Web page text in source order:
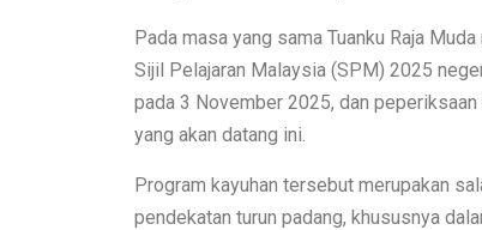
Pada masa yang sama Tuanku Raja
Sijil Pelajaran Malaysia (SPM) 2025
pada 3 November 2025, dan
yang akan datang ini.
Program kayuhan tersebut merupakan
pendekatan turun padang, khususnya